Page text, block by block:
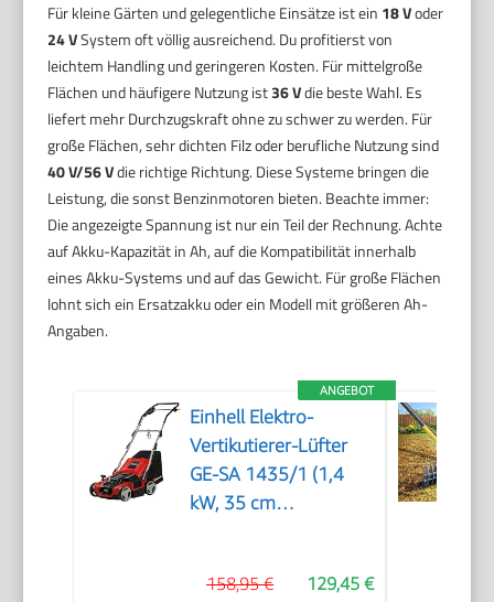
Für kleine Gärten und gelegentliche Einsätze ist ein 18 Voder
24 VSystem oft völlig ausreichend. Du profitierst von
leichtem Handling und geringeren Kosten. Für mittelgroße
Flächen und häufigere Nutzung ist36 Vdie beste Wahl. Es
liefert mehr Durchzugskraft ohne zu schwer zu werden. Für
große Flächen, sehr dichten Filz oder berufliche Nutzung sind
40 V/56 Vdie richtige Richtung. Diese Systeme bringen die
Leistung, die sonst Benzinmotoren bieten. Beachte immer:
Die angezeigte Spannung ist nur ein Teil der Rechnung. Achte
auf Akku-Kapazität in Ah, auf die Kompatibilität innerhalb
eines Akku-Systems und auf das Gewicht. Für große Flächen
lohnt sich ein Ersatzakku oder ein Modell mit größeren Ah-
Angaben.
ANGEBOT
Einhell Elektro-
Vertikutierer-Lüfter
GE-SA 1435/1 (1,4
kW, 35 cm
Arbeitstiefeneinstellung,
129,45 €
158,95 €